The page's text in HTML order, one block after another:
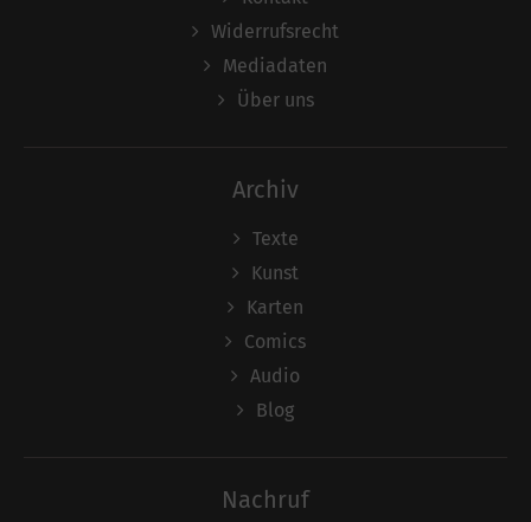
Widerrufsrecht
Mediadaten
Über uns
Archiv
Texte
Kunst
Karten
Comics
Audio
Blog
Nachruf